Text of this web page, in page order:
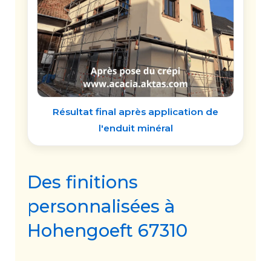
Résultat final après application de
l'enduit minéral
Des finitions
personnalisées à
Hohengoeft 67310